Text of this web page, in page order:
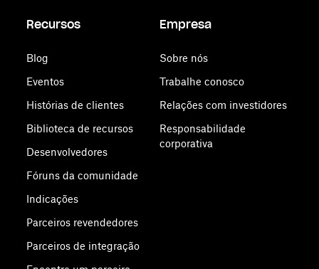
Recursos
Blog
Eventos
Histórias de clientes
Biblioteca de recursos
Desenvolvedores
Fóruns da comunidade
Indicações
Parceiros revendedores
Parceiros de integração
Empresa
Sobre nós
Trabalhe conosco
Relações com investidores
Responsabilidade
corporativa